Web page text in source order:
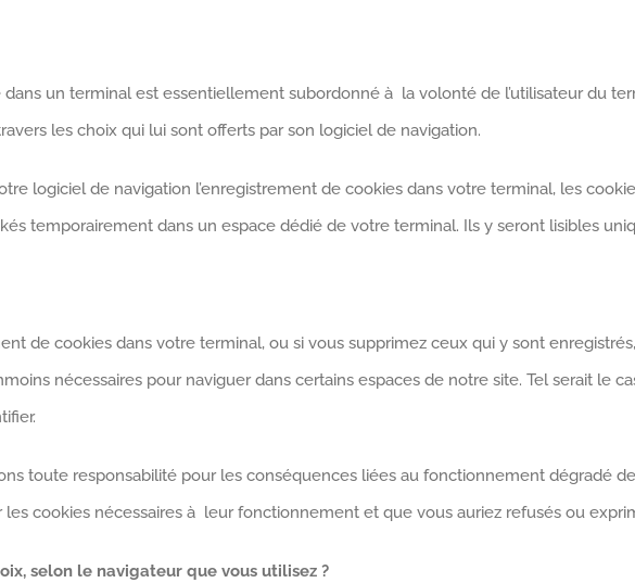
dans un terminal est essentiellement subordonné à la volonté de l’utilisateur du
les choix qui lui sont offerts par son logiciel de navigation.
logiciel de navigation l’enregistrement de cookies dans votre terminal, les
temporairement dans un espace dédié de votre terminal. Ils y seront lisibles
de cookies dans votre terminal, ou si vous supprimez ceux qui y sont
nécessaires pour naviguer dans certains espaces de notre site. Tel serait le
toute responsabilité pour les conséquences liées au fonctionnement dégradé
les cookies nécessaires à leur fonctionnement et que vous auriez refusés ou
selon le navigateur que vous utilisez ?